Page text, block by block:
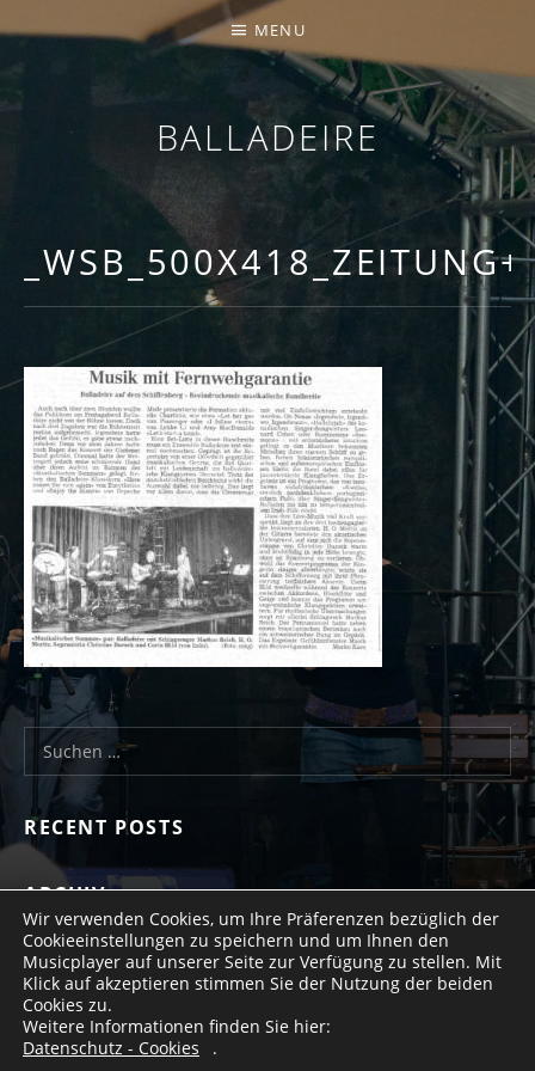
BALLADEIRE
MENU
Suchen nach:
RECENT POSTS
ARCHIV
Social Media Profileshttps://de-
Wir verwenden Cookies, um Ihre Präferenzen bezüglich der
Cookieeinstellungen zu speichern und um Ihnen den
Musicplayer auf unserer Seite zur Verfügung zu stellen. Mit
Klick auf akzeptieren stimmen Sie der Nutzung der beiden
Cookies zu.
Weitere Informationen finden Sie hier:
Datenschutz - Cookies
.